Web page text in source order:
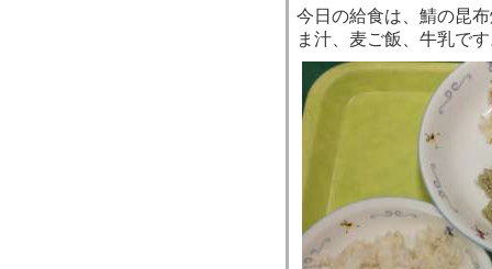
今日の給食は、鯖の昆
ま汁、麦ご飯、牛乳で